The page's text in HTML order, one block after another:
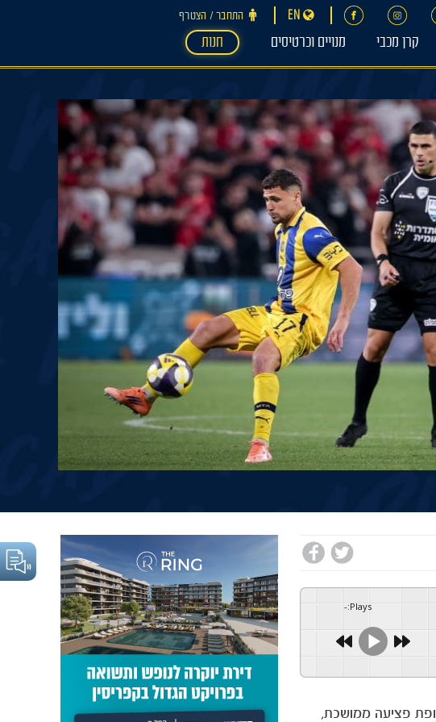
התחבר ‪/‬ הצטרף EN
קרן מכבי מנויים וכרטיסים חנות
Plays
:
-
לאחר תקופת פציעה ממושכת,